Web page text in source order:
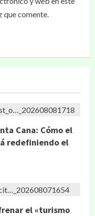
que comente.
Cana: Cómo el
redefiniendo el
el «turismo